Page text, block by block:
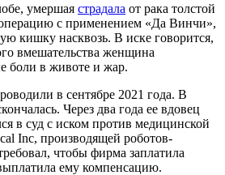
умершая страдала от рака толстой
с применением «Да Винчи»,
кишку насквозь. В иске говорится,
вмешательства женщина
боли в животе и жар.
в сентябре 2021 года. В
Через два года ее вдовец
в суд с иском против медицинской
Inc, производящей роботов-
чтобы фирма заплатила
ему компенсацию.